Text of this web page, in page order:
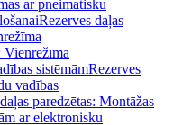
ar pneimatisku
Rezerves daļas
Vienrežīma
sistēmāmRezerves
vadības
paredzētas: Montāžas
ar elektronisku